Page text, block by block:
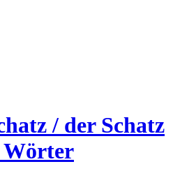
/ der Schatz
Wörter